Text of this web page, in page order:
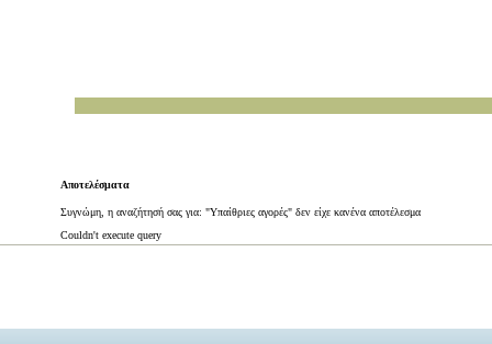
Αποτελέσματα
Συγνώμη, η αναζήτησή σας για: "Υπαίθριες αγορές" δεν είχε κανένα αποτέλεσμα
Couldn't execute query